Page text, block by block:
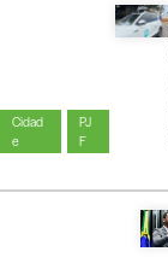
Cidad
e
PJ
F